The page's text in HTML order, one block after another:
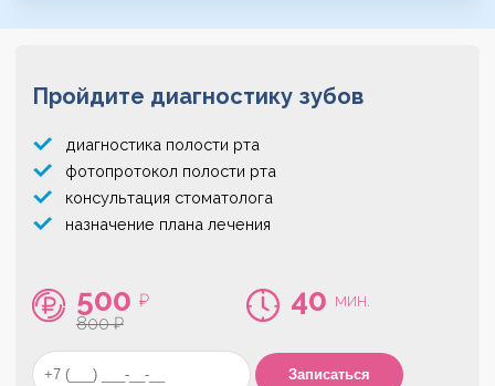
Пройдите диагностику зубов
диагностика полости рта
фотопротокол полости рта
консультация стоматолога
назначение плана лечения
500 ₽
800 ₽
40 мин.